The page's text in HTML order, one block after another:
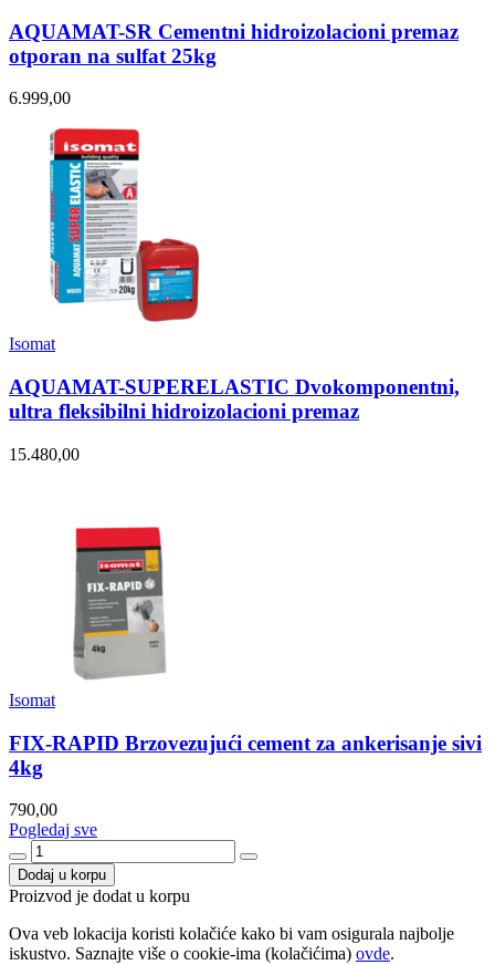
AQUAMAT-SR Cementni hidroizolacioni premaz
otporan na sulfat 25kg
6.999,00
Isomat
AQUAMAT-SUPERELASTIC Dvokomponentni,
ultra fleksibilni hidroizolacioni premaz
15.480,00
Isomat
FIX-RAPID Brzovezujući cement za ankerisanje sivi
4kg
790,00
Pogledaj sve
Dodaj u korpu
Proizvod je dodat u korpu
Ova veb lokacija koristi kolačiće kako bi vam osigurala najbolje
iskustvo. Saznajte više o cookie-ima (kolačićima) ovde.